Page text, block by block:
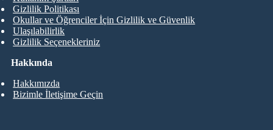
Hakkında
Hakkımızda
Bizimle İletişime Geçin
Gizlilik Politikası
Okullar ve Öğrenciler İçin Gizlilik ve Güvenlik
Ulaşılabilirlik
Gizlilik Seçenekleriniz